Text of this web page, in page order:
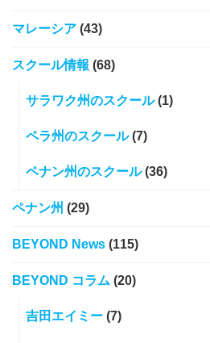
マレーシア (43)
スクール情報 (68)
サラワク州のスクール(1)
ペラ州のスクール(7)
ペナン州のスクール(36)
ペナン州 (29)
BEYOND News (115)
BEYOND コラム (20)
吉田エイミー (7)